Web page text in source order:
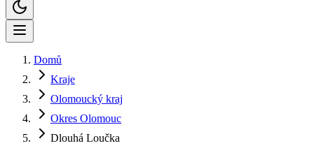
Domů
Kraje
Olomoucký kraj
Okres Olomouc
Dlouhá Loučka